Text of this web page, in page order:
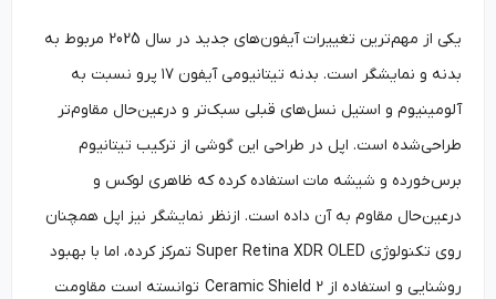
یکی از مهم‌ترین تغییرات آیفون‌های جدید در سال 2025 مربوط به
بدنه و نمایشگر است. بدنه تیتانیومی آیفون ۱۷ پرو نسبت به
آلومینیوم و استیل نسل‌های قبلی سبک‌تر و درعین‌حال مقاوم‌تر
طراحی‌شده است. اپل در طراحی این گوشی از ترکیب تیتانیوم
برس‌خورده و شیشه مات استفاده کرده که ظاهری لوکس و
درعین‌حال مقاوم به آن داده است. ازنظر نمایشگر نیز اپل همچنان
روی تکنولوژی Super Retina XDR OLED تمرکز کرده، اما با بهبود
روشنایی و استفاده از Ceramic Shield 2 توانسته است مقاومت